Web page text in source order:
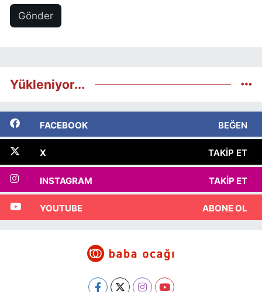
Gönder
Yükleniyor...
FACEBOOK BEĞEN
X TAKIP ET
INSTAGRAM TAKIP ET
YOUTUBE ABONE OL